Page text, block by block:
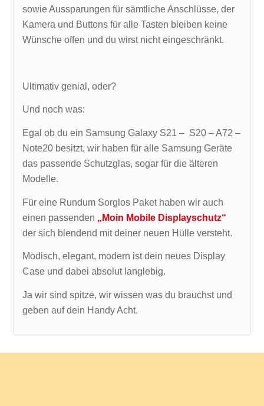
sowie Aussparungen für sämtliche Anschlüsse, der
Kamera und Buttons für alle Tasten bleiben keine
Wünsche offen und du wirst nicht eingeschränkt.
Ultimativ genial, oder?
Und noch was:
Egal ob du ein Samsung Galaxy S21 – S20 – A72 –
Note20 besitzt, wir haben für alle Samsung Geräte
das passende Schutzglas, sogar für die älteren
Modelle.
Für eine Rundum Sorglos Paket haben wir auch
einen passenden „Moin Mobile Displayschutz“
der sich blendend mit deiner neuen Hülle versteht.
Modisch, elegant, modern ist dein neues Display
Case und dabei absolut langlebig.
Ja wir sind spitze, wir wissen was du brauchst und
geben auf dein Handy Acht.